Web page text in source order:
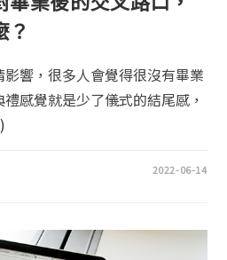
？
響，很多人會覺得很沒有畢業
感覺就是少了儀式的結尾感，
2022-06-14